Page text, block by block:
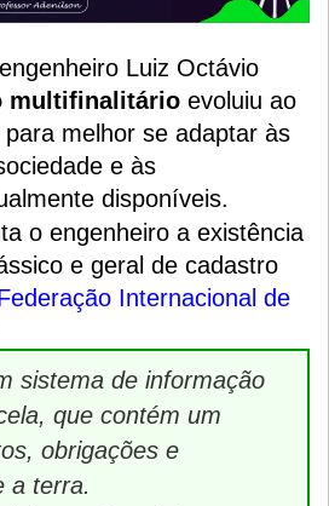
Luiz Octávio
multifinalitário evoluiu ao
para melhor se adaptar às
e às
disponíveis.
o engenheiro a existência
e geral de cadastro
Internacional de
sistema de informação
que contém um
obrigações e
a terra.